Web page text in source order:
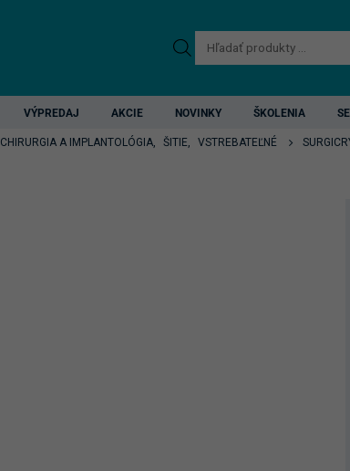
Products
search
VÝPREDAJ AKCIE NOVINKY ŠKOLENIA
CHIRURGIA A IMPLANTOLÓGIA, ŠITIE, VSTREBATEĽNÉ